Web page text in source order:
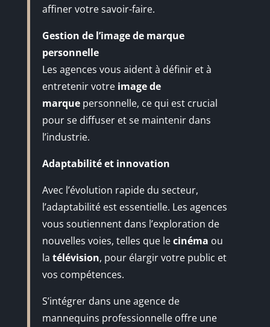
affiner votre savoir-faire.
Gestion de l’image de marque
personnelle
Les agences vous aident à définir et à
entretenir votre image de
marquepersonnelle, ce qui est crucial
pour se diffuser et se maintenir dans
l’industrie.
Adaptabilité et innovation
Avec l’évolution rapide du secteur,
l’adaptabilité est essentielle. Les agences
vous soutiennent dans l’exploration de
nouvelles voies, telles que lecinéma ou
la télévision, pour élargir votre public et
vos compétences.
S’intégrer dans une agence de
mannequins professionnelle offre une